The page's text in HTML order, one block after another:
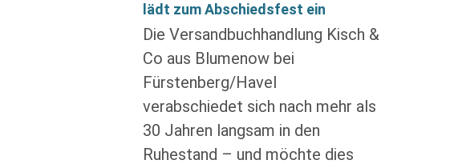
lädt zum Abschiedsfest ein
Die Versandbuchhandlung Kisch &
Co aus Blumenow bei
Fürstenberg/Havel
verabschiedet sich nach mehr als
30 Jahren langsam in den
Ruhestand – und möchte dies